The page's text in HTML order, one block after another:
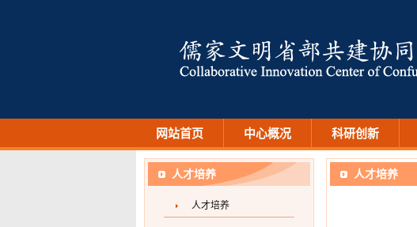
网站首页 中心概况 科研创新
人才培养
人才培养
人才培养